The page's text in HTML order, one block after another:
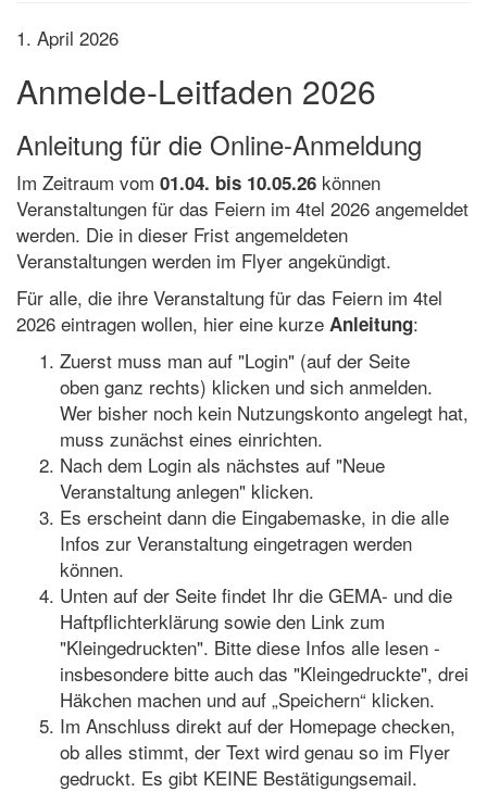
1. April 2026
Anmelde-Leitfaden 2026
Anleitung für die Online-Anmeldung
Im Zeitraum vom 01.04. bis 10.05.26 können
Veranstaltungen für das Feiern im 4tel 2026 angemeldet
werden. Die in dieser Frist angemeldeten
Veranstaltungen werden im Flyer angekündigt.
Für alle, die ihre Veranstaltung für das Feiern im 4tel
2026 eintragen wollen, hier eine kurze Anleitung:
Zuerst muss man auf "Login" (auf der Seite
oben ganz rechts) klicken und sich anmelden.
Wer bisher noch kein Nutzungskonto angelegt hat,
muss zunächst eines einrichten.
Nach dem Login als nächstes auf "Neue
Veranstaltung anlegen" klicken.
Es erscheint dann die Eingabemaske, in die alle
Infos zur Veranstaltung eingetragen werden
können.
Unten auf der Seite findet Ihr die GEMA- und die
Haftpflichterklärung sowie den Link zum
"Kleingedruckten". Bitte diese Infos alle lesen -
insbesondere bitte auch das "Kleingedruckte", drei
Häkchen machen und auf „Speichern“ klicken.
Im Anschluss direkt auf der Homepage checken,
ob alles stimmt, der Text wird genau so im Flyer
gedruckt. Es gibt KEINE Bestätigungsemail.